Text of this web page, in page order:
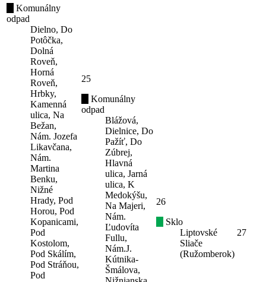
Komunálny
odpad
Dielno, Do
Potôčka,
Dolná
Roveň,
Horná
Roveň,
Hrbky,
Kamenná
ulica, Na
Bežan,
Nám. Jozefa
Likavčana,
Nám.
Martina
Benku,
Nižné
Hrady, Pod
Horou, Pod
Kopanicami,
Pod
Kostolom,
Pod Skálím,
Pod Stráňou,
Pod
25
Komunálny
odpad
Blážová,
Dielnice, Do
Pažíť, Do
Zúbrej,
Hlavná
ulica, Jarná
ulica, K
Medokýšu,
Na Majeri,
Nám.
Ľudovíta
Fullu,
Nám.J.
Kútnika-
Šmálova,
26
Sklo
Liptovské
Sliače
(Ružomberok)
27